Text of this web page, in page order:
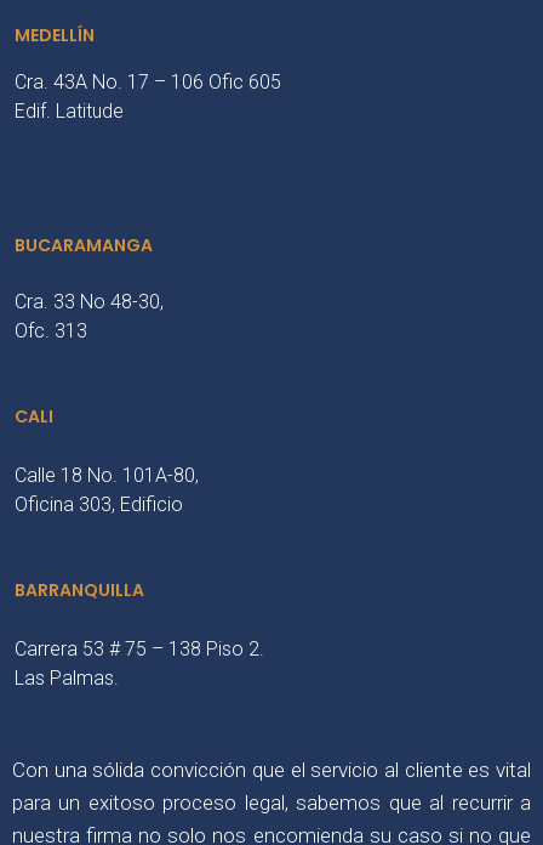
MEDELLÍN
Cra. 43A No. 17 – 106 Ofic 605
Edif. Latitude
BUCARAMANGA
Cra. 33 No 48-30,
Ofc. 313
CALI
Calle 18 No. 101A-80,
Oficina 303, Edificio
BARRANQUILLA
Carrera 53 # 75 – 138 Piso 2.
Las Palmas.
Con una sólida convicción que el servicio al cliente es vital
para un exitoso proceso legal, sabemos que al recurrir a
nuestra firma no solo nos encomienda su caso si no que